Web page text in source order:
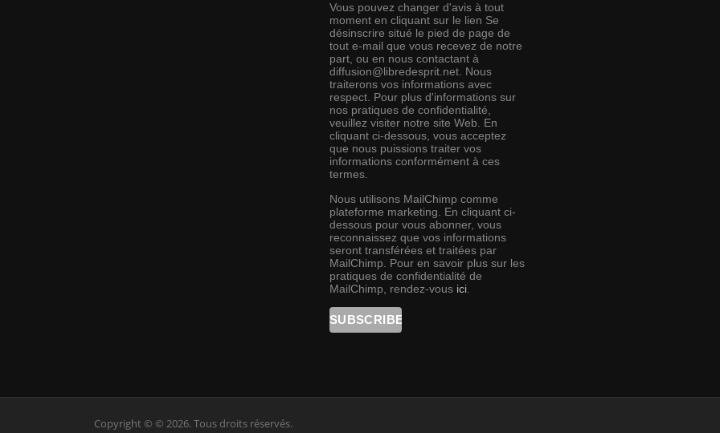
Vous pouvez changer d'avis à tout
moment en cliquant sur le lien Se
désinscrire situé le pied de page de
tout e-mail que vous recevez de notre
part, ou en nous contactant à
diffusion@libredesprit.net. Nous
traiterons vos informations avec
respect. Pour plus d'informations sur
nos pratiques de confidentialité,
veuillez visiter notre site Web. En
cliquant ci-dessous, vous acceptez
que nous puissions traiter vos
informations conformément à ces
termes.
Nous utilisons MailChimp comme
plateforme marketing. En cliquant ci-
dessous pour vous abonner, vous
reconnaissez que vos informations
seront transférées et traitées par
MailChimp. Pour en savoir plus sur les
pratiques de confidentialité de
MailChimp, rendez-vous ici.
Copyright © © 2026. Tous droits réservés.